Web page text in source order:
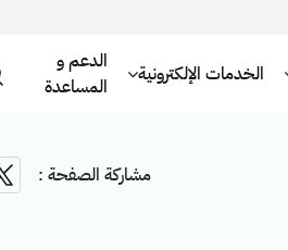
الخدمات الإلكترونية
الدعم و
المساعدة
مشاركة الصفحة :